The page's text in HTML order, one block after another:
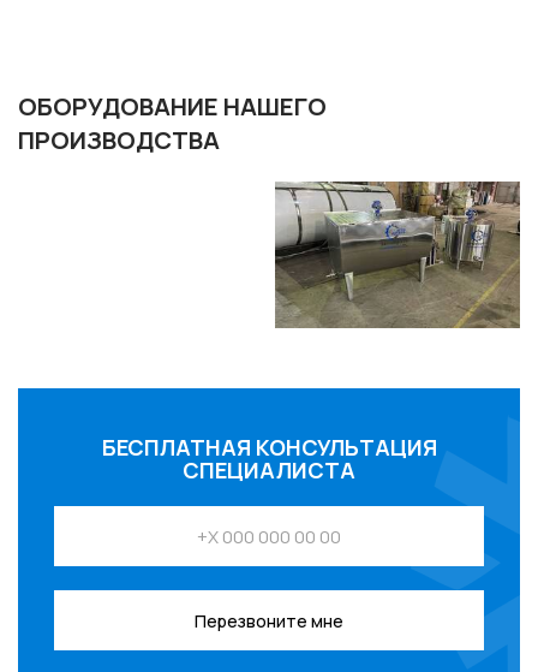
ОБОРУДОВАНИЕ НАШЕГО
ПРОИЗВОДСТВА
БЕСПЛАТНАЯ КОНСУЛЬТАЦИЯ
СПЕЦИАЛИСТА
Перезвоните мне